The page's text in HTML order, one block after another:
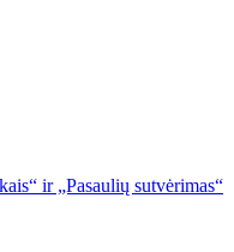
ir „Pasaulių sutvėrimas“